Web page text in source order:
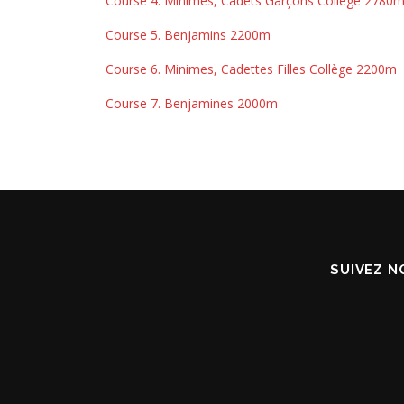
Course 5. Benjamins 2200m
Course 6. Minimes, Cadettes Filles Collège 2200m
Course 7. Benjamines 2000m
SUIVEZ